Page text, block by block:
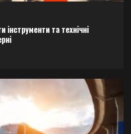
інструменти та технічні